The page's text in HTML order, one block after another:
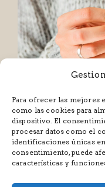
Para ofrecer las mejores
como las cookies para
dispositivo. El
procesar datos como el
identificaciones únicas
consentimiento, puede
características y
POLÍTICAS Y